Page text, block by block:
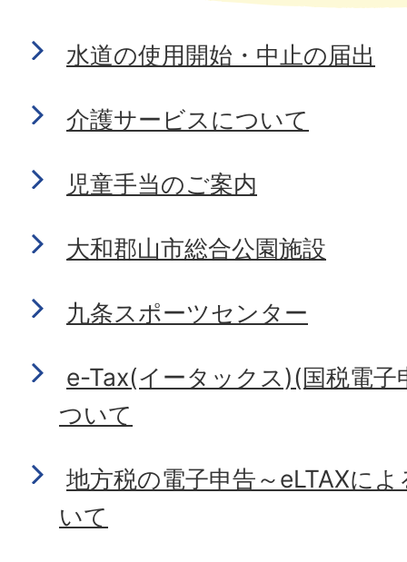
水道の使用開始・中止の届出
介護サービスについて
児童手当のご案内
大和郡山市総合公園施設
九条スポーツセンター
e-Tax(イータックス)(国税電
ついて
地方税の電子申告～eLTAXに
いて